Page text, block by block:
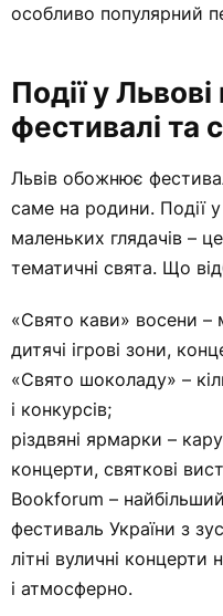
особливо популярний
Події у Львові
фестивалі та
Львів обожнює
саме на родини. Події
маленьких глядачів –
тематичні свята. Що
«Свято кави» восени –
дитячі ігрові зони,
«Свято шоколаду» –
і конкурсів;
різдвяні ярмарки –
концерти, святкові
Bookforum –
фестиваль України з
літні вуличні
і атмосферно.